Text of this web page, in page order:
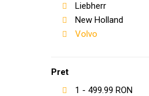
Liebherr
New Holland
Volvo
Pret
1 - 499.99 RON